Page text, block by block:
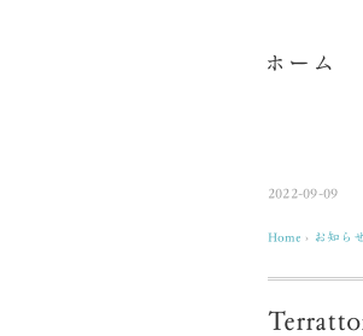
ホーム
2022-09-09
Home › お知ら